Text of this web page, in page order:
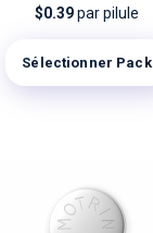
$0.39par pilule
Sélectionner Pack